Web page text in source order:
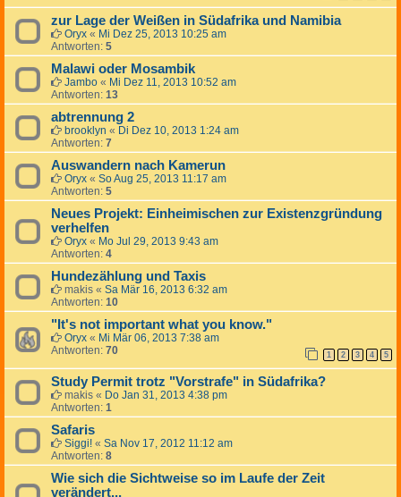
zur Lage der Weißen in Südafrika und Namibia
Oryx « Mi Dez 25, 2013 10:25 am
Antworten: 5
Malawi oder Mosambik
Jambo « Mi Dez 11, 2013 10:52 am
Antworten: 13
abtrennung 2
brooklyn « Di Dez 10, 2013 1:24 am
Antworten: 7
Auswandern nach Kamerun
Oryx « So Aug 25, 2013 11:17 am
Antworten: 5
Neues Projekt: Einheimischen zur Existenzgründung
verhelfen
Oryx « Mo Jul 29, 2013 9:43 am
Antworten: 4
Hundezählung und Taxis
makis « Sa Mär 16, 2013 6:32 am
Antworten: 10
"It's not important what you know."
Oryx « Mi Mär 06, 2013 7:38 am
Antworten: 70 1 2 3 4 5
Study Permit trotz "Vorstrafe" in Südafrika?
makis « Do Jan 31, 2013 4:38 pm
Antworten: 1
Safaris
Siggi! « Sa Nov 17, 2012 11:12 am
Antworten: 8
Wie sich die Sichtweise so im Laufe der Zeit
verändert...